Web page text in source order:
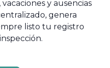
y ausencias
genera
listo tu registro